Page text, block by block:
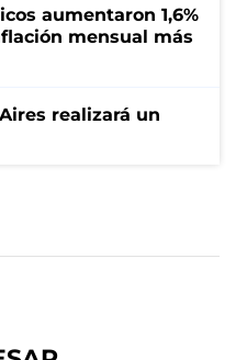
aumentaron 1,6%
mensual más
realizará un